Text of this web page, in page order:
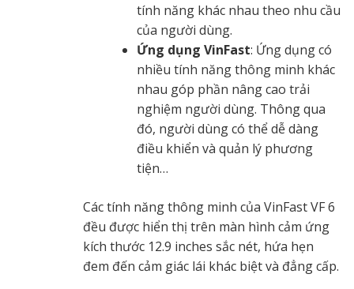
tính năng khác nhau theo nhu cầu
của người dùng.
Ứng dụng VinFast: Ứng dụng có
nhiều tính năng thông minh khác
nhau góp phần nâng cao trải
nghiệm người dùng. Thông qua
đó, người dùng có thể dễ dàng
điều khiển và quản lý phương
tiện…
Các tính năng thông minh của VinFast VF 6
đều được hiển thị trên màn hình cảm ứng
kích thước 12.9 inches sắc nét, hứa hẹn
đem đến cảm giác lái khác biệt và đẳng cấp.